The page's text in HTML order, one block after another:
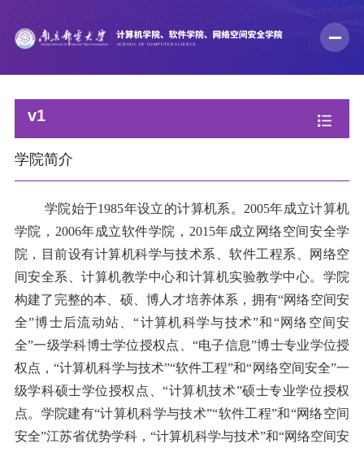
v1
学院简介
学院始于1985年设立的计算机系。 2005年成立计算机
学院， 2006年成立软件学院， 2015年成立网络空间安全学
院，目前设有计算机科学与技术系、软件工程系、网络空
间安全系、计算机教学中心和计算机实验教学中心。学院
构建了完整的本、硕 、博人才培养体系，拥有“网络空间安
全”博士后流动站、“计算机科学与技术”和“网络空间安
全”一级学科博士学位授权点、“电子信息”博士专业学位授
权点，“计算机科学与技术”“软件工程”和“网络空间安全”一
级学科硕士学位授权点、“计算机技术”硕士专业学位授权
点。学院建有“计算机科学与技术”“软件工程”和“网络空间
安全”江苏省优势学科，“计算机科学与技术”和“网络空间安